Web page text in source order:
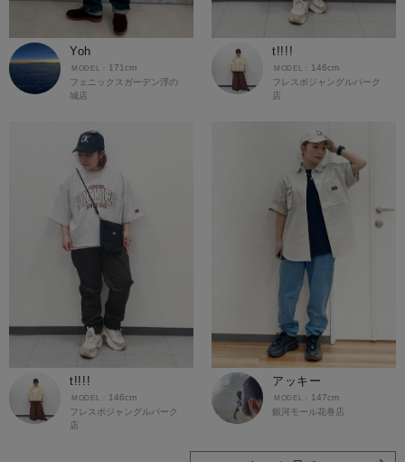
Yoh
フェニックスガーデン浮の
城店
171cm
t!!!!
フレスポジャングルパーク
店
146cm
t!!!!
フレスポジャングルパーク
店
146cm
アッキー
銀河モール花巻店
147cm